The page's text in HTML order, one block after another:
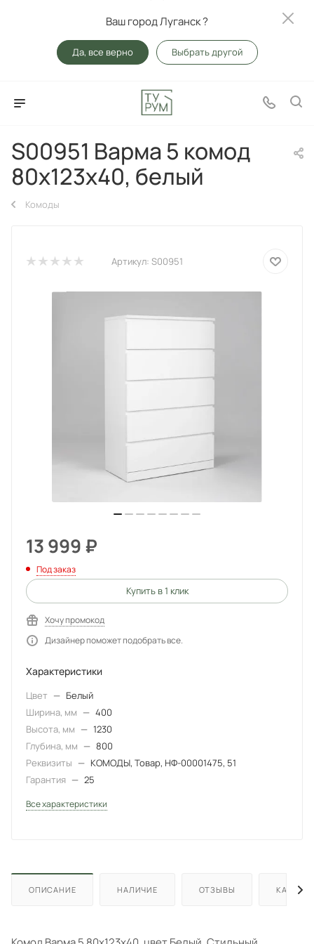
Ваш город Луганск ?
Да, все верно Выбрать другой
S00951 Варма 5 комод
80х123х40, белый
Комоды
Артикул: S00951
13 999₽
Под заказ
Купить в 1 клик
Хочу промокод
Дизайнер поможет подобрать все.
Характеристики
Цвет — Белый
Ширина, мм — 400
Высота, мм — 1230
Глубина, мм — 800
Реквизиты — КОМОДЫ, Товар, НФ-00001475, 51
Гарантия — 25
Все характеристики
ОПИСАНИЕ НАЛИЧИЕ ОТЗЫВЫ КАК